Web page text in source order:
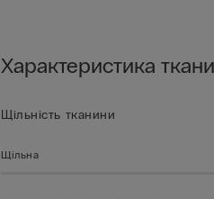
Характеристика
Щільність тканини
Щільна